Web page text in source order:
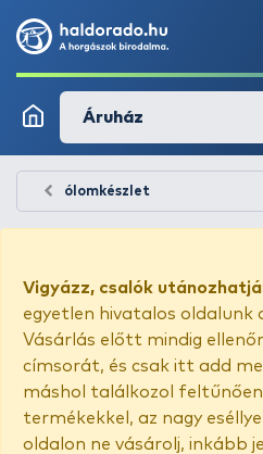
Áruház
ólomkészlet
Vigyázz, csalók
egyetlen hivatalos oldalunk
Vásárlás előtt mindig
címsorát, és csak itt add
máshol találkozol
termékekkel, az nagy
oldalon ne vásárolj, inkább